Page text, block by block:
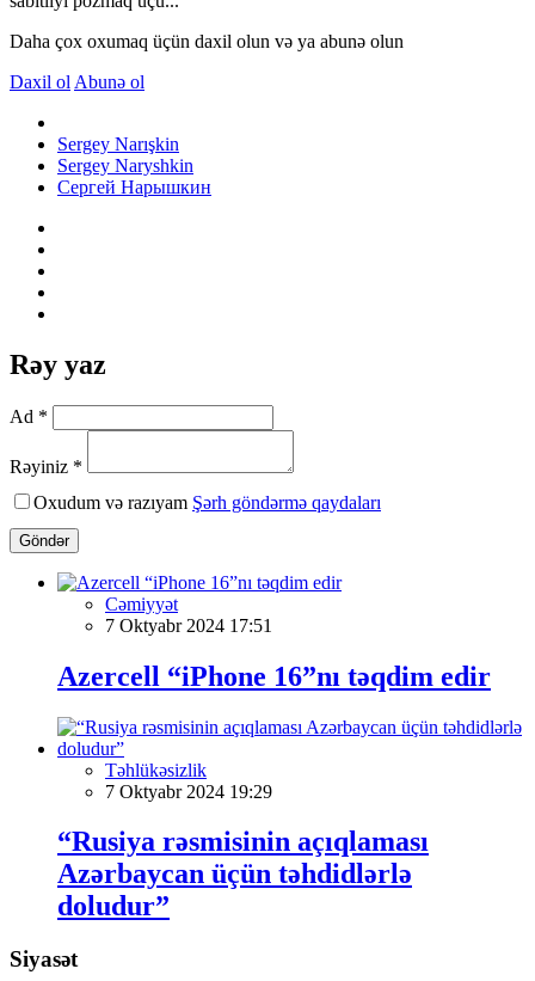
Daha çox oxumaq üçün daxil olun və ya abunə olun
Daxil ol Abunə ol
Sergey Narışkin
Sergey Naryshkin
Сергей Нарышкин
Rəy yaz
Ad *
Rəyiniz *
Oxudum və razıyam Şərh göndərmə qaydaları
Göndər
Cəmiyyət
7 Oktyabr 2024 17:51
Azercell “iPhone 16”nı təqdim edir
Təhlükəsizlik
7 Oktyabr 2024 19:29
“Rusiya rəsmisinin açıqlaması
Azərbaycan üçün təhdidlərlə
doludur”
Siyasət